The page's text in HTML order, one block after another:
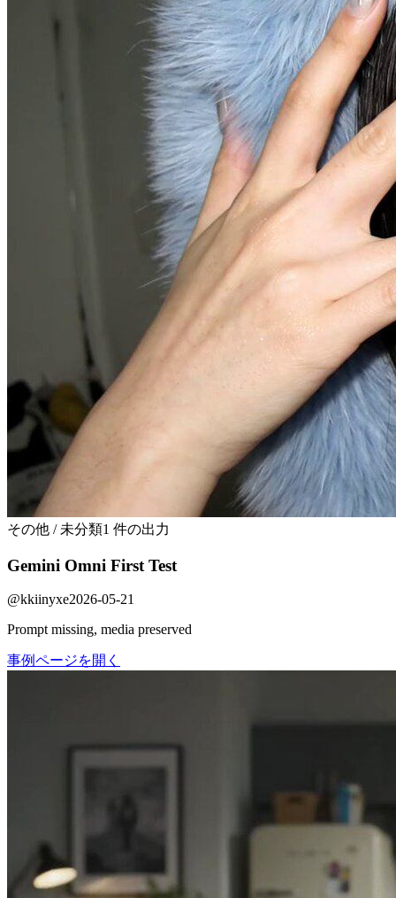
その他 / 未分類1 件の出力
Gemini Omni First Test
@kkiinyxe2026-05-21
Prompt missing, media preserved
事例ページを開く